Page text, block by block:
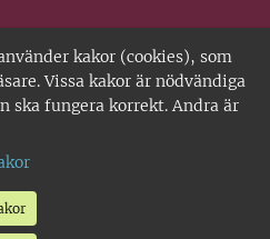
kakor (cookies), som
Vissa kakor är nödvändiga
ska fungera korrekt. Andra är